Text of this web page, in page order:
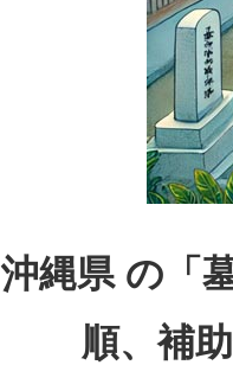
沖縄県 の「
順、補